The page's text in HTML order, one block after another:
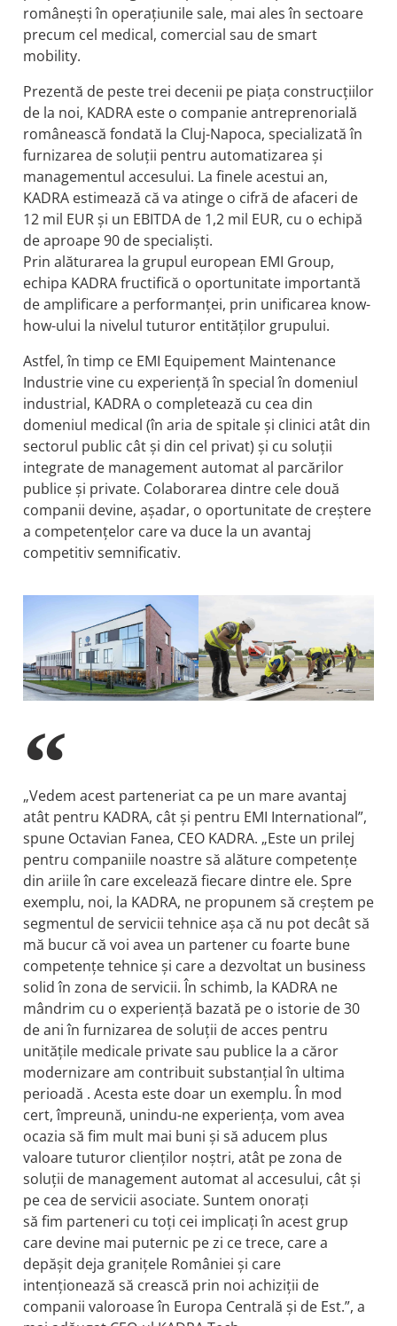
românești în operațiunile sale, mai ales în sectoare
precum cel medical, comercial sau de smart
mobility.
Prezentă de peste trei decenii pe piața construcțiilor
de la noi, KADRA este o companie antreprenorială
românească fondată la Cluj-Napoca, specializată în
furnizarea de soluții pentru automatizarea și
managementul accesului. La finele acestui an,
KADRA estimează că va atinge o cifră de afaceri de
12 mil EUR și un EBITDA de 1,2 mil EUR, cu o echipă
de aproape 90 de specialiști.
Prin alăturarea la grupul european EMI Group,
echipa KADRA fructifică o oportunitate importantă
de amplificare a performanței, prin unificarea know-
how-ului la nivelul tuturor entităților grupului.
Astfel, în timp ce EMI Equipement Maintenance
Industrie vine cu experiență în special în domeniul
industrial, KADRA o completează cu cea din
domeniul medical (în aria de spitale și clinici atât din
sectorul public cât și din cel privat) și cu soluții
integrate de management automat al parcărilor
publice și private. Colaborarea dintre cele două
companii devine, așadar, o oportunitate de creștere
a competențelor care va duce la un avantaj
competitiv semnificativ.
„Vedem acest parteneriat ca pe un mare avantaj
atât pentru KADRA, cât și pentru EMI International”,
spune Octavian Fanea, CEO KADRA. „Este un prilej
pentru companiile noastre să alăture competențe
din ariile în care excelează fiecare dintre ele. Spre
exemplu, noi, la KADRA, ne propunem să creștem pe
segmentul de servicii tehnice așa că nu pot decât să
mă bucur că voi avea un partener cu foarte bune
competențe tehnice și care a dezvoltat un business
solid în zona de servicii. În schimb, la KADRA ne
mândrim cu o experiență bazată pe o istorie de 30
de ani în furnizarea de soluții de acces pentru
unitățile medicale private sau publice la a căror
modernizare am contribuit substanțial în ultima
perioadă . Acesta este doar un exemplu. În mod
cert, împreună, unindu-ne experiența, vom avea
ocazia să fim mult mai buni și să aducem plus
valoare tuturor clienților noștri, atât pe zona de
soluții de management automat al accesului, cât și
pe cea de servicii asociate. Suntem onorați
să fim parteneri cu toți cei implicați în acest grup
care devine mai puternic pe zi ce trece, care a
depășit deja granițele României și care
intenționează să crească prin noi achiziții de
companii valoroase în Europa Centrală și de Est.”, a